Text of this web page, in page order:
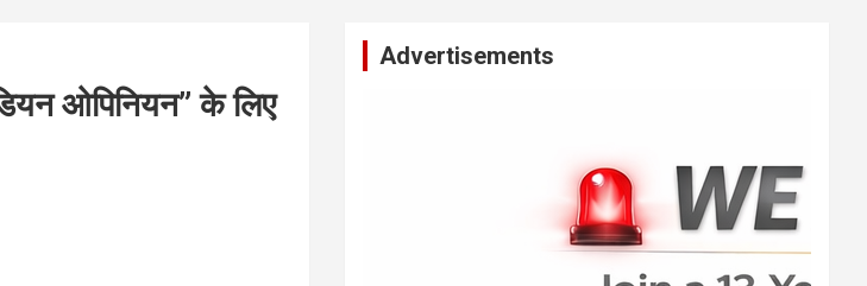
ओपिनियन” के लिए
Advertisements